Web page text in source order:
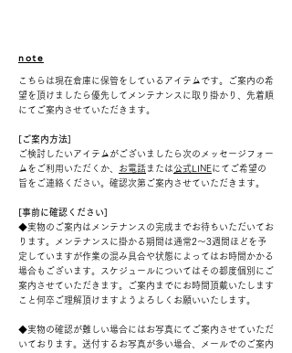
note
こちらは現在倉庫に保管をしているアイテムです。ご案内の希
望を頂けましたら優先してメンテナンスに取り掛かり、先着順
にてご案内させていただきます。
[ご案内方法]
ご検討したいアイテムがございましたら次のメッセージフォー
ムをご利用いただくか、 お電話または 公式LINEにて ご希望の
旨をご連絡ください。確認次第ご案内させていただきます。
[事前に確認ください]
◆実物のご案内はメンテナンスの完成までお待ちいただいてお
ります。メンテナンスに掛かる期間は通常2～3週間ほどを予
定していますが作業の混み具合や状態によってはお時間かかる
場合もございます。スケジュールについてはその都度個別にご
案内させていただきます。ご案内までにお時間頂戴いたします
こと何卒ご理解頂けますようよろしくお願いいたします。
​◆実物の確認が難しい場合にはお写真にてご案内させていただ
いております。送付するお写真が多い場合、メールでのご案内